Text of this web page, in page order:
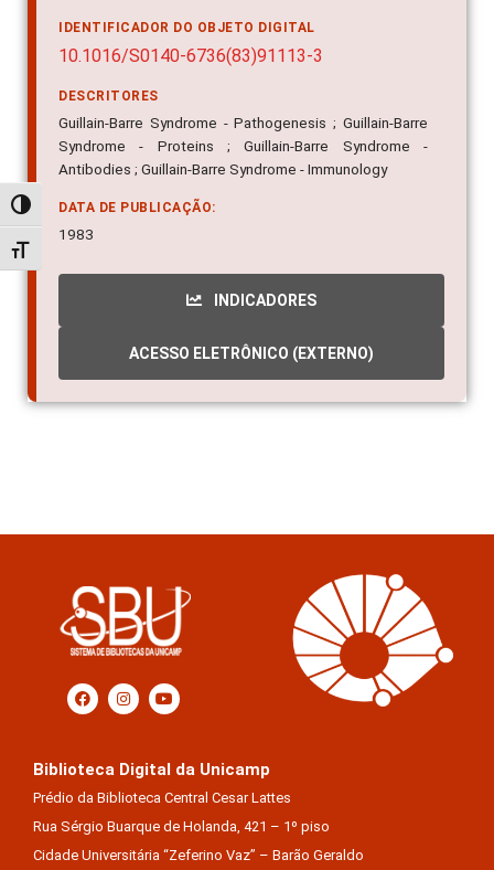
Alternar alto contraste
Alternar tamanho da fonte
IDENTIFICADOR DO OBJETO DIGITAL
10.1016/S0140-6736(83)91113-3
DESCRITORES
Guillain-Barre Syndrome - Pathogenesis ; Guillain-Barre
Syndrome - Proteins ; Guillain-Barre Syndrome -
Antibodies ; Guillain-Barre Syndrome - Immunology
DATA DE PUBLICAÇÃO:
1983
INDICADORES
ACESSO ELETRÔNICO (EXTERNO)
Biblioteca Digital da Unicamp
Prédio da Biblioteca Central Cesar Lattes
Rua Sérgio Buarque de Holanda, 421 – 1º piso
Cidade Universitária “Zeferino Vaz” – Barão Geraldo